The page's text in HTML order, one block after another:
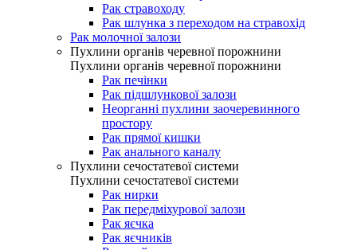
Рак стравоходу
Рак шлунка з переходом на стравохід
Рак молочної залози
Пухлини органів черевної порожнини
Пухлини органів черевної порожнини
Рак печінки
Рак підшлункової залози
Неорганні пухлини заочеревинного
простору
Рак прямої кишки
Рак анального каналу
Пухлини сечостатевої системи
Пухлини сечостатевої системи
Рак нирки
Рак передміхурової залози
Рак яєчка
Рак яєчників